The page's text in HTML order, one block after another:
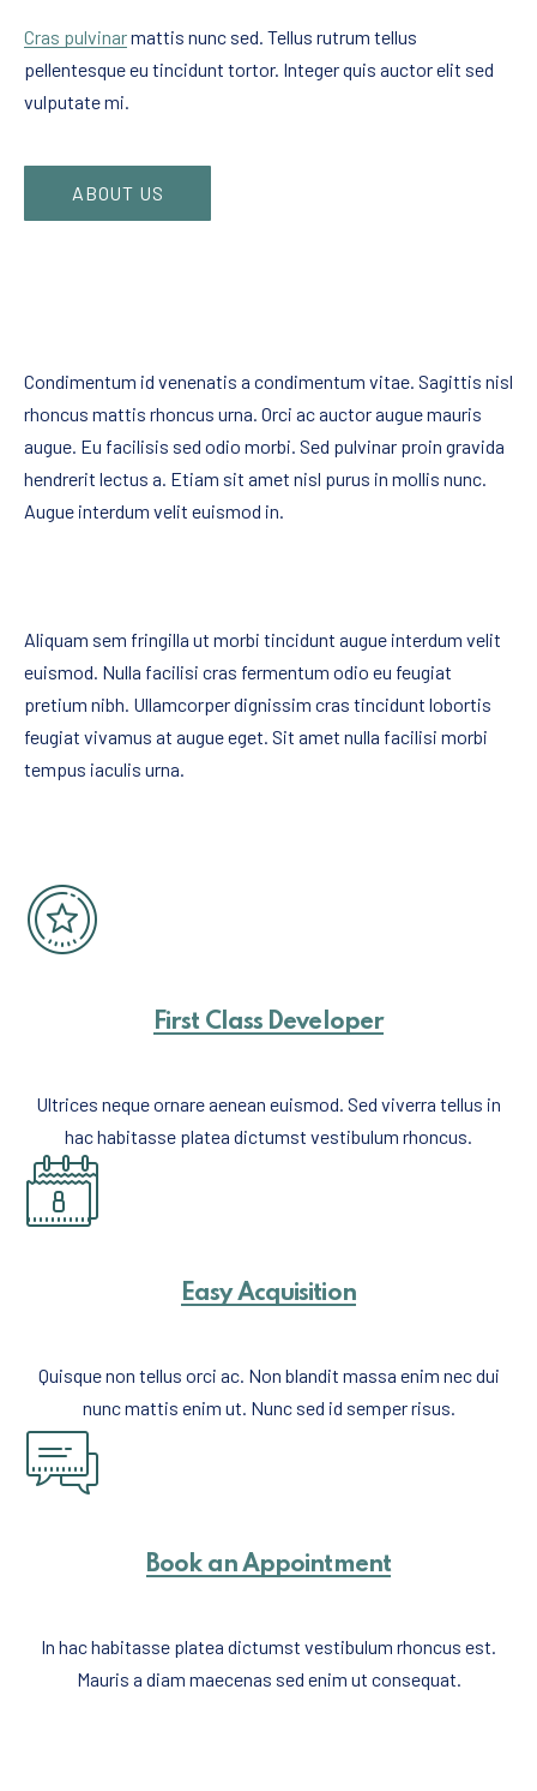
Cras pulvinarmattis nunc sed. Tellus rutrum tellus
pellentesque eu tincidunt tortor. Integer quis auctor elit sed
vulputate mi.
ABOUT US
Condimentum id venenatis a condimentum vitae. Sagittis nisl
rhoncus mattis rhoncus urna. Orci ac auctor augue mauris
augue. Eu facilisis sed odio morbi. Sed pulvinar proin gravida
hendrerit lectus a. Etiam sit amet nisl purus in mollis nunc.
Augue interdum velit euismod in.
Aliquam sem fringilla ut morbi tincidunt augue interdum velit
euismod. Nulla facilisi cras fermentum odio eu feugiat
pretium nibh. Ullamcorper dignissim cras tincidunt lobortis
feugiat vivamus at augue eget. Sit amet nulla facilisi morbi
tempus iaculis urna.
First Class Developer
Ultrices neque ornare aenean euismod. Sed viverra tellus in
hac habitasse platea dictumst vestibulum rhoncus.
Easy Acquisition
Quisque non tellus orci ac. Non blandit massa enim nec dui
nunc mattis enim ut. Nunc sed id semper risus.
Book an Appointment
In hac habitasse platea dictumst vestibulum rhoncus est.
Mauris a diam maecenas sed enim ut consequat.
PREVIOUS